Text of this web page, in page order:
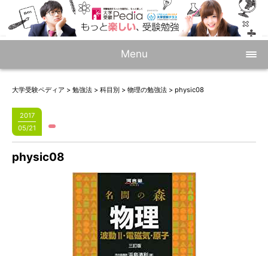
Menu
大学受験ペディア > 勉強法 > 科目別 > 物理の勉強法 > physic08
2017
05/21
physic08